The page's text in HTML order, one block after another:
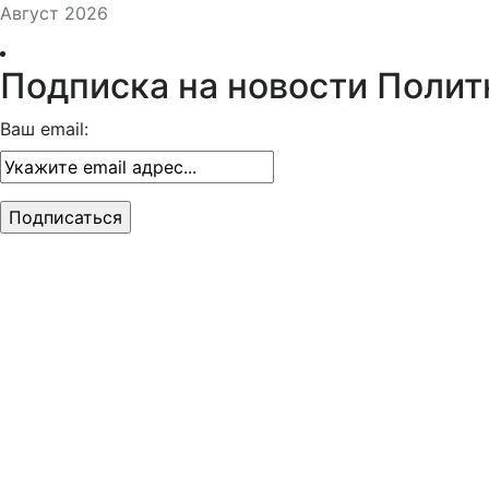
Август 2026
Подписка на новости
Ваш email: